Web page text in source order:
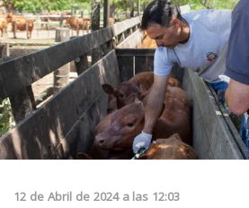
12 de Abril de 2024 a las 12:03